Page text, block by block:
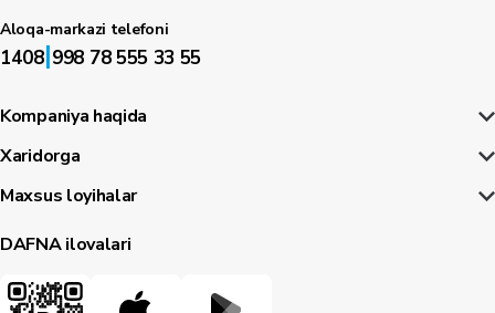
Aloqa-markazi telefoni
1408|998 78 555 33 55
Kompaniya haqida
Xaridorga
Maxsus loyihalar
DAFNA ilovalari